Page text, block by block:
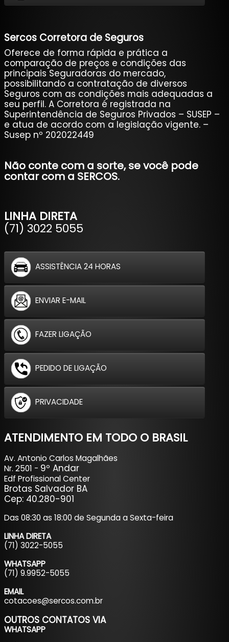
Sercos Corretora de Seguros
Oferece de forma rápida e prática a
comparação de preços e condições das
principais Seguradoras do mercado,
possibilitando a contratação de diversos
Seguros com as condições mais adequadas a
seu perfil. A Corretora é registrada na
Superintendência de Seguros Privados – SUSEP –
e atua de acordo com a legislação vigente. –
Susep nº 202022449
Não conte com a sorte, se você pode
contar com a SERCOS.
LINHA DIRETA
(71) 3022 5055
ASSISTÊNCIA 24 HORAS
ENVIAR E-MAIL
FAZER LIGAÇÃO
PEDIDO DE LIGAÇÃO
PRIVACIDADE
ATENDIMENTO EM TODO O BRASIL
Av. Antonio Carlos Magalhães
Nr. 2501 - 9º Andar
Edf Profissional Center
Brotas Salvador BA
Cep: 40.280-901
Das 08:30 as 18:00 de Segunda a Sexta-feira
LINHA DIRETA
(71) 3022-5055
WHATSAPP
(71) 9.9952-5055
EMAIL
cotacoes@sercos.com.br
OUTROS CONTATOS VIA
WHATSAPP